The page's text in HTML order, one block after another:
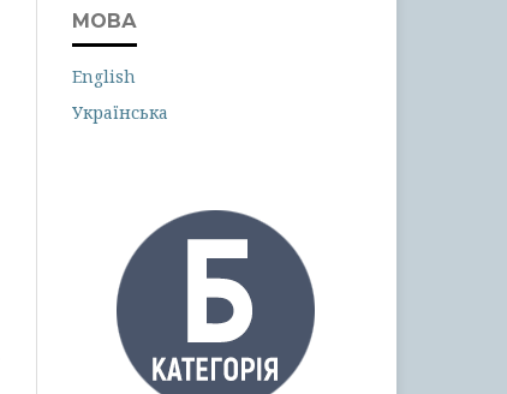
МОВА
English
Українська